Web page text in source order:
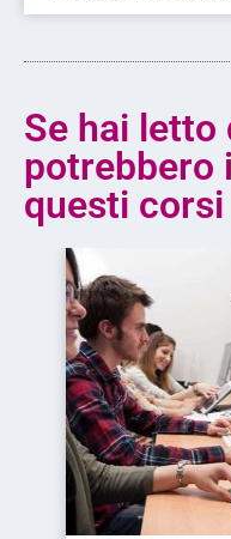
Se hai
potrebbero
questi corsi